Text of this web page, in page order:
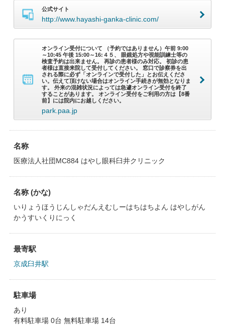
公式サイト
http://www.hayashi-ganka-clinic.com/
オンライン受付について （予約ではありません）午前 9:00
～10:45 午後 15:00～16:４５、 眼鏡処方や視能訓練士等の
検査予約は出来ません。 再診の患者様のみ対応。 初診の患
者様は直接来院して受付してください。 窓口で診察券を出
される際に必ず「オンラインで受付した」とお伝えくださ
い。伝えて頂けない場合はオンライン手続きが無効となりま
す。 外来の混雑状況によっては急遽オンライン受付を終了
することがあります。 オンライン受付をご利用の方は【8番
前】には院内にお越しください。
park.paa.jp
名称
医療法人社団MC884 はやし眼科臼井クリニック
名称 (かな)
いりょうほうじんしゃだんえむしーはちはちよん はやしがん
かうすいくりにっく
最寄駅
京成臼井駅
駐車場
あり
有料駐車場 0台 無料駐車場 14台